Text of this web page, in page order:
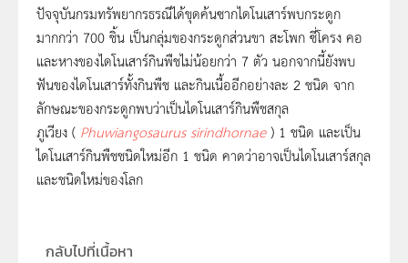
ปัจจุบันกรมทรัพยากรธรณีได้ขุดค้นซากไดโนเสาร์พบกระดูก
มากกว่า 700 ชิ้น เป็นกลุ่มของกระดูกส่วนขา สะโพก ซี่โครง คอ
และหางของไดโนเสาร์กินพืชไม่น้อยกว่า 7 ตัว นอกจากนี้ยังพบ
ฟันของไดโนเสาร์ทั้งกินพืช และกินเนื้ออีกอย่างละ 2 ชนิด จาก
ลักษณะของกระดูกพบว่าเป็นไดโนเสาร์กินพืชสกุล
ภูเวียง ( Phuwiangosaurus sirindhornae) 1 ชนิด และเป็น
ไดโนเสาร์กินพืชชนิดใหม่อีก 1 ชนิด คาดว่าอาจเป็นไดโนเสาร์สกุล
และชนิดใหม่ของโลก
กลับไปที่เนื้อหา